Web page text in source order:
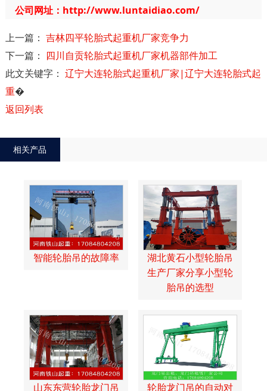
公司网址：http://www.luntaidiao.com/
上一篇： 吉林四平轮胎式起重机厂家竞争力
下一篇： 四川自贡轮胎式起重机厂家机器部件加工
此文关键字： 辽宁大连轮胎式起重机厂家|辽宁大连轮胎式起
重�
返回列表
相关产品
智能轮胎吊的故障率
湖北黄石小型轮胎吊
生产厂家分享小型轮
胎吊的选型
山东东营轮胎龙门吊 轮胎龙门吊的自动对